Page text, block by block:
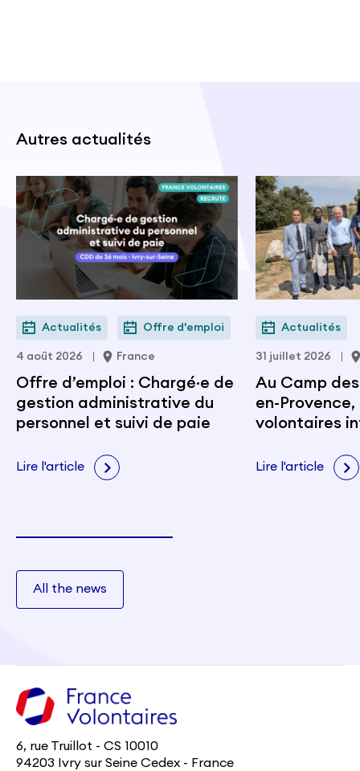
Autres actualités
Actualités Offre d'emploi
4 août 2026 France
Offre d’emploi : Chargé·e de
gestion administrative du
personnel et suivi de paie
Lire l'article
Actualités
31 juillet 2026
Au Camp
en-
volontaires
citoyenneté
Lire l'article
All the news
6, rue Truillot - CS 10010
94203 Ivry sur Seine Cedex - France